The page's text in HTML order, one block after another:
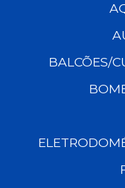
BALCÕES/